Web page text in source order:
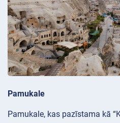
Pamukale
Pamukale, kas pazīstama kā